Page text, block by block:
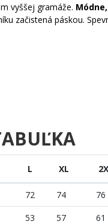
vyššej gramáže.
začistená páskou.
L XL
72 74 76
53 57 61